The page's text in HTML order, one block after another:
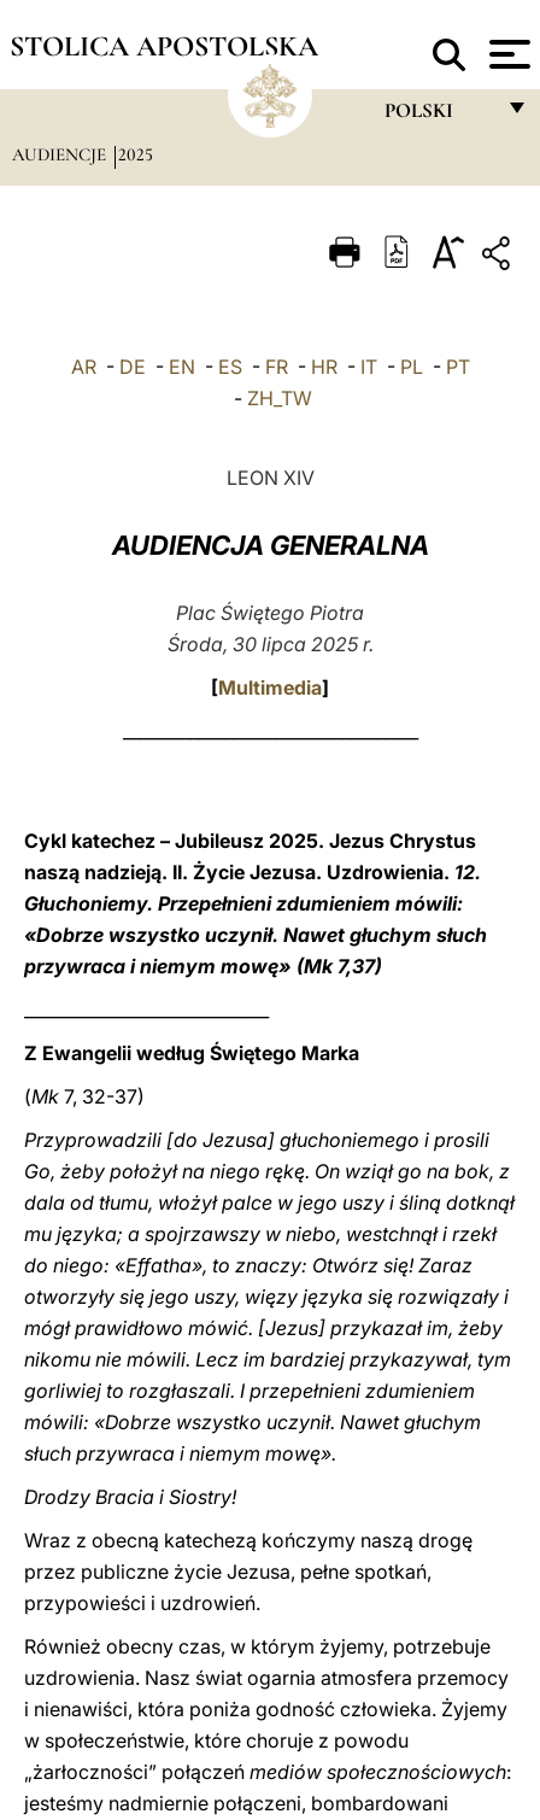
STOLICA APOSTOLSKA
POLSKI
ITALIANO
中文
AUDIENCJE 2025
AR- DE - EN - ES- FR- HR- IT- PL- PT
- ZH_TW
LEON XIV
AUDIENCJA GENERALNA
Plac Świętego Piotra
Środa, 30 lipca 2025 r.
[Multimedia]
Cykl katechez – Jubileusz 2025. Jezus Chrystus
naszą nadzieją. II. Życie Jezusa. Uzdrowienia. 12.
Głuchoniemy. Przepełnieni zdumieniem mówili:
«Dobrze wszystko uczynił. Nawet głuchym słuch
przywraca i niemym mowę» (Mk 7,37)
Z Ewangelii według Świętego Marka
(Mk 7, 32-37)
Przyprowadzili [do Jezusa] głuchoniemego i prosili
Go, żeby położył na niego rękę. On wziął go na bok, z
dala od tłumu, włożył palce w jego uszy i śliną dotknął
mu języka; a spojrzawszy w niebo, westchnął i rzekł
do niego: «Effatha», to znaczy: Otwórz się! Zaraz
otworzyły się jego uszy, więzy języka się rozwiązały i
mógł prawidłowo mówić. [Jezus] przykazał im, żeby
nikomu nie mówili. Lecz im bardziej przykazywał, tym
gorliwiej to rozgłaszali. I przepełnieni zdumieniem
mówili: «Dobrze wszystko uczynił. Nawet głuchym
słuch przywraca i niemym mowę».
Drodzy Bracia i Siostry!
Wraz z obecną katechezą kończymy naszą drogę
przez publiczne życie Jezusa, pełne spotkań,
przypowieści i uzdrowień.
Również obecny czas, w którym żyjemy, potrzebuje
uzdrowienia. Nasz świat ogarnia atmosfera przemocy
i nienawiści, która poniża godność człowieka. Żyjemy
w społeczeństwie, które choruje z powodu
„żarłoczności” połączeń mediów społecznościowych:
jesteśmy nadmiernie połączeni, bombardowani